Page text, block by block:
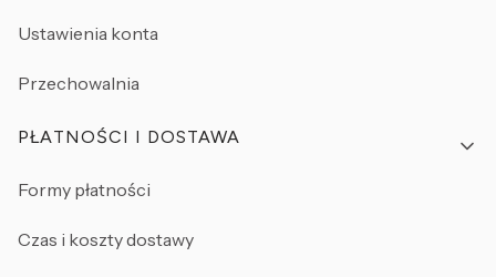
Ustawienia konta
Przechowalnia
PŁATNOŚCI I DOSTAWA
Formy płatności
Czas i koszty dostawy